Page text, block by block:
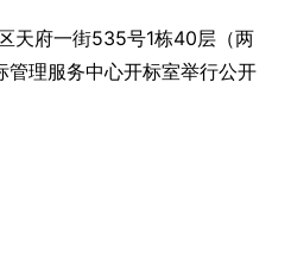
天府一街535号1栋40层（两
管理服务中心开标室举行公开